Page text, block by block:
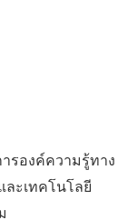
รองค์ความรู้ทาง
ะเทคโนโลยี